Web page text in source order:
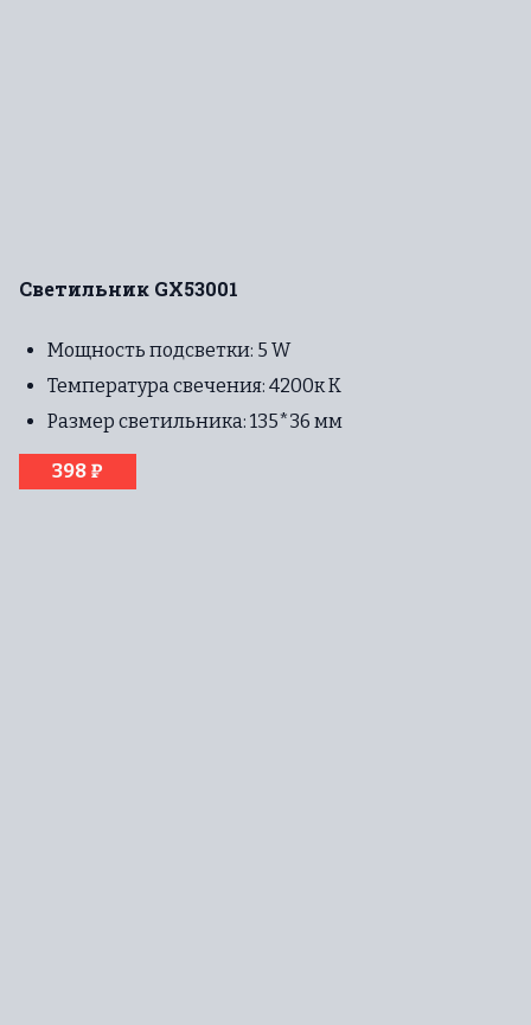
Светильник GX53001
Мощность подсветки: 5 W
Температура свечения: 4200к К
Размер светильника: 135*36 мм
398 ₽